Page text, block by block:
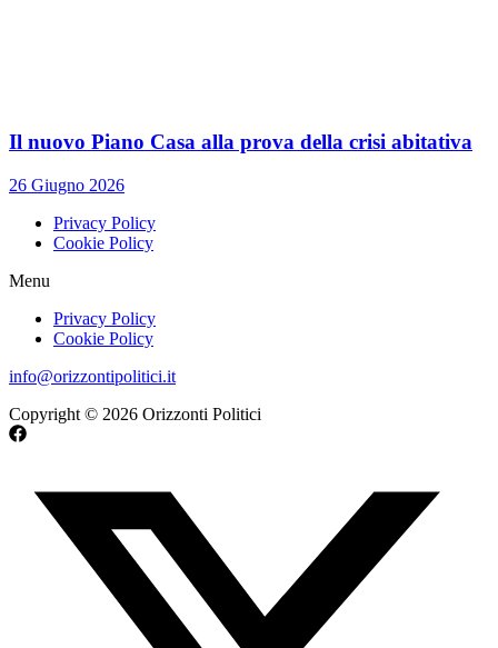
Il nuovo Piano Casa alla prova della crisi abitativa
26 Giugno 2026
Privacy Policy
Cookie Policy
Menu
Privacy Policy
Cookie Policy
info@orizzontipolitici.it
Copyright © 2026 Orizzonti Politici